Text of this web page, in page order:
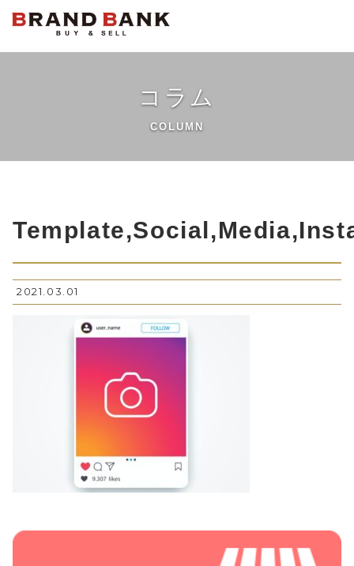
コラム
COLUMN
2021.03.01